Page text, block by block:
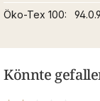
Öko-Tex 100
Könnte